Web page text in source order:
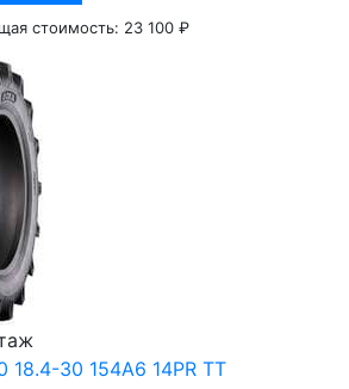
стоимость: 23 100 ₽
18.4-30 154A6 14PR ТТ